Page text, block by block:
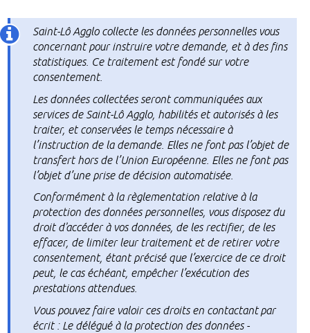
Saint-Lô Agglo collecte les données personnelles vous
concernant pour instruire votre demande, et à des fins
statistiques. Ce traitement est fondé sur votre
consentement.
Les données collectées seront communiquées aux
services de Saint-Lô Agglo, habilités et autorisés à les
traiter, et conservées le temps nécessaire à
l’instruction de la demande. Elles ne font pas l’objet de
transfert hors de l’Union Européenne. Elles ne font pas
l’objet d’une prise de décision automatisée.
Conformément à la règlementation relative à la
protection des données personnelles, vous disposez du
droit d'accéder à vos données, de les rectifier, de les
effacer, de limiter leur traitement et de retirer votre
consentement, étant précisé que l’exercice de ce droit
peut, le cas échéant, empêcher l’exécution des
prestations attendues.
Vous pouvez faire valoir ces droits en contactant par
écrit : Le délégué à la protection des données -